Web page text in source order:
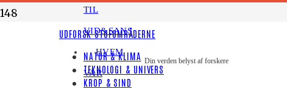
TIL
VID&SANS
HVEM
VAR
Din verden belyst af forskere
UDFORSK STOFOMRÅDERNE
NATUR & KLIMA
TEKNOLOGI & UNIVERS
KROP & SIND
LYT TIL HISTORIEN